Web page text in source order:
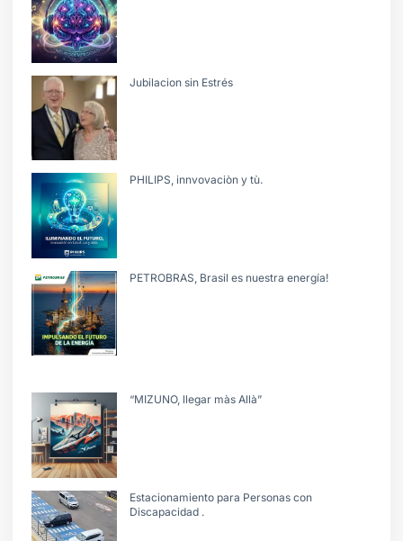
Jubilacion sin Estrés
PHILIPS, innvovaciòn y tù.
PETROBRAS, Brasil es nuestra energía!
“MIZUNO, llegar màs Allà”
Estacionamiento para Personas con
Discapacidad .